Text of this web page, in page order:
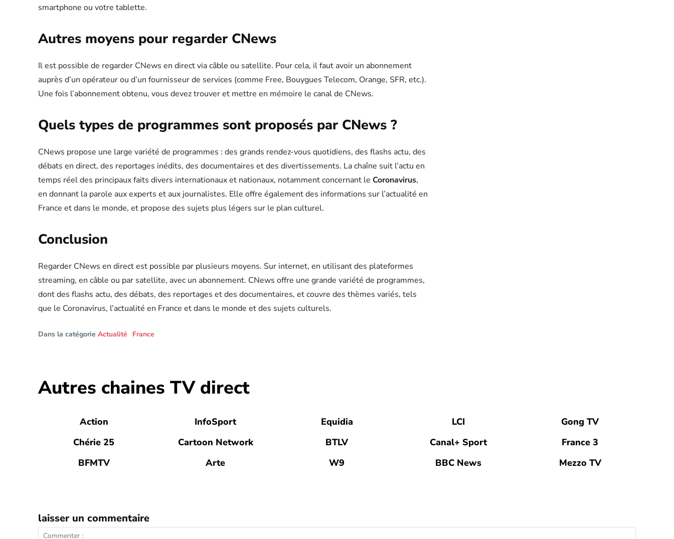
smartphone ou votre tablette.
Autres moyens pour regarder CNews
Il est possible de regarder CNews en direct via câble ou satellite. Pour cela, il faut avoir un abonnement
auprès d’un opérateur ou d’un fournisseur de services (comme Free, Bouygues Telecom, Orange, SFR, etc.).
Une fois l’abonnement obtenu, vous devez trouver et mettre en mémoire le canal de CNews.
Quels types de programmes sont proposés par CNews ?
CNews propose une large variété de programmes : des grands rendez-vous quotidiens, des flashs actu, des
débats en direct, des reportages inédits, des documentaires et des divertissements. La chaîne suit l’actu en
temps réel des principaux faits divers internationaux et nationaux, notamment concernant le Coronavirus,
en donnant la parole aux experts et aux journalistes. Elle offre également des informations sur l’actualité en
France et dans le monde, et propose des sujets plus légers sur le plan culturel.
Conclusion
Regarder CNews en direct est possible par plusieurs moyens. Sur internet, en utilisant des plateformes
streaming, en câble ou par satellite, avec un abonnement. CNews offre une grande variété de programmes,
dont des flashs actu, des débats, des reportages et des documentaires, et couvre des thèmes variés, tels
que le Coronavirus, l’actualité en France et dans le monde et des sujets culturels.
Dans la catégorie Actualité France
Autres chaines TV direct
Action InfoSport Equidia LCI
Gong TV
Chérie 25
Cartoon Network BTLV Canal+ Sport
France 3
BFMTV
Arte W9 BBC News Mezzo TV
laisser un commentaire